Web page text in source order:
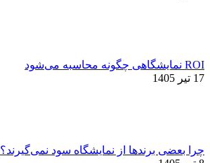
ROI نمایشگاهی چگونه محاسبه می‌شود
17 تیر 1405
چرا بعضی برندها از نمایشگاه سود نمی‌گیرند؟